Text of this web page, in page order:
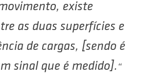
existe
as duas superfícies e
de cargas, [sendo é
sinal que é medido].